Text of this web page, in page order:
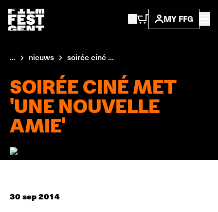
MY FFG
... nieuws soirée ciné ...
SOIRÉE CINÉ MET
'UNE NOUVELLE
AMIE'
30 sep 2014